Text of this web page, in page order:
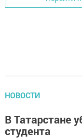
НОВОСТИ
В Татарстане
студента